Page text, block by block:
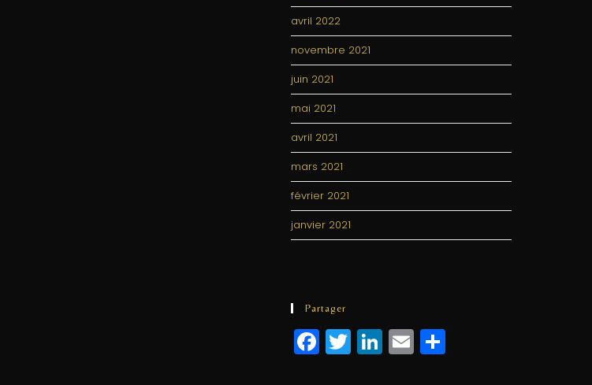
avril 2022
novembre 2021
juin 2021
mai 2021
avril 2021
mars 2021
février 2021
janvier 2021
Partager
F
a
T
w
Li
n
E
m